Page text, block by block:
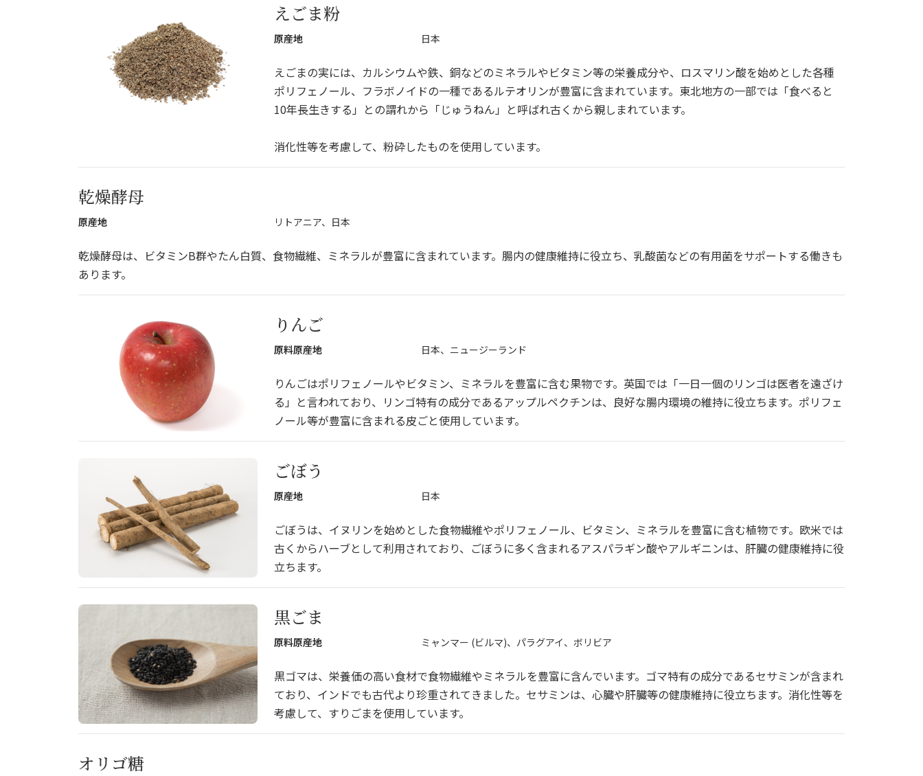
えごま粉
原産地 日本
えごまの実には、カルシウムや鉄、銅などのミネラルやビタミン等の栄養成分や、ロスマリン酸を始めとした各種
ポリフェノール、フラボノイドの一種であるルテオリンが豊富に含まれています。東北地方の一部では「食べると
10年長生きする」との謂れから「じゅうねん」と呼ばれ古くから親しまれています。
消化性等を考慮して、粉砕したものを使用しています。
乾燥酵母
原産地 リトアニア、日本
乾燥酵母は、ビタミンB群やたん白質、食物繊維、ミネラルが豊富に含まれています。腸内の健康維持に役立ち、乳酸菌などの有用菌をサポートする働きも
あります。
りんご
原料原産地 日本、ニュージーランド
りんごはポリフェノールやビタミン、ミネラルを豊富に含む果物です。英国では「一日一個のリンゴは医者を遠ざけ
る」と言われており、リンゴ特有の成分であるアップルペクチンは、良好な腸内環境の維持に役立ちます。ポリフェ
ノール等が豊富に含まれる皮ごと使用しています。
ごぼう
原産地 日本
ごぼうは、イヌリンを始めとした食物繊維やポリフェノール、ビタミン、ミネラルを豊富に含む植物です。欧米では
古くからハーブとして利用されており、ごぼうに多く含まれるアスパラギン酸やアルギニンは、肝臓の健康維持に役
立ちます。
黒ごま
原料原産地 ミャンマー (ビルマ)、パラグアイ、ボリビア
黒ゴマは、栄養価の高い食材で食物繊維やミネラルを豊富に含んでいます。ゴマ特有の成分であるセサミンが含まれ
ており、インドでも古代より珍重されてきました。セサミンは、心臓や肝臓等の健康維持に役立ちます。消化性等を
考慮して、すりごまを使用しています。
オリゴ糖